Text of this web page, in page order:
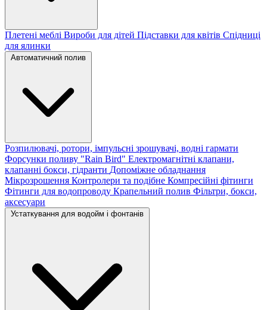
Плетені меблі Вироби для дітей Підставки для квітів Спідниці
для ялинки
Автоматичний полив
Розпилювачі, ротори, імпульсні зрошувачі, водні гармати
Форсунки поливу "Rain Bird" Електромагнітні клапани,
клапанні бокси, гідранти Допоміжне обладнання
Мікрозрошення Контролери та подібне Компресійні фітинги
Фітинги для водопроводу Крапельний полив Фільтри, бокси,
аксесуари
Устаткування для водойм і фонтанів